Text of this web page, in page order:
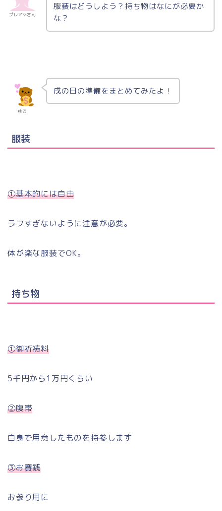
プレママさん
服装はどうしよう？持ち物はなにが必要か
な？
ゆあ
戌の日の準備をまとめてみたよ！
服装
①基本的には自由
ラフすぎないように注意が必要。
体が楽な服装でOK。
持ち物
①御祈祷料
5千円から1万円くらい
②腹帯
自身で用意したものを持参します
③お賽銭
お参り用に